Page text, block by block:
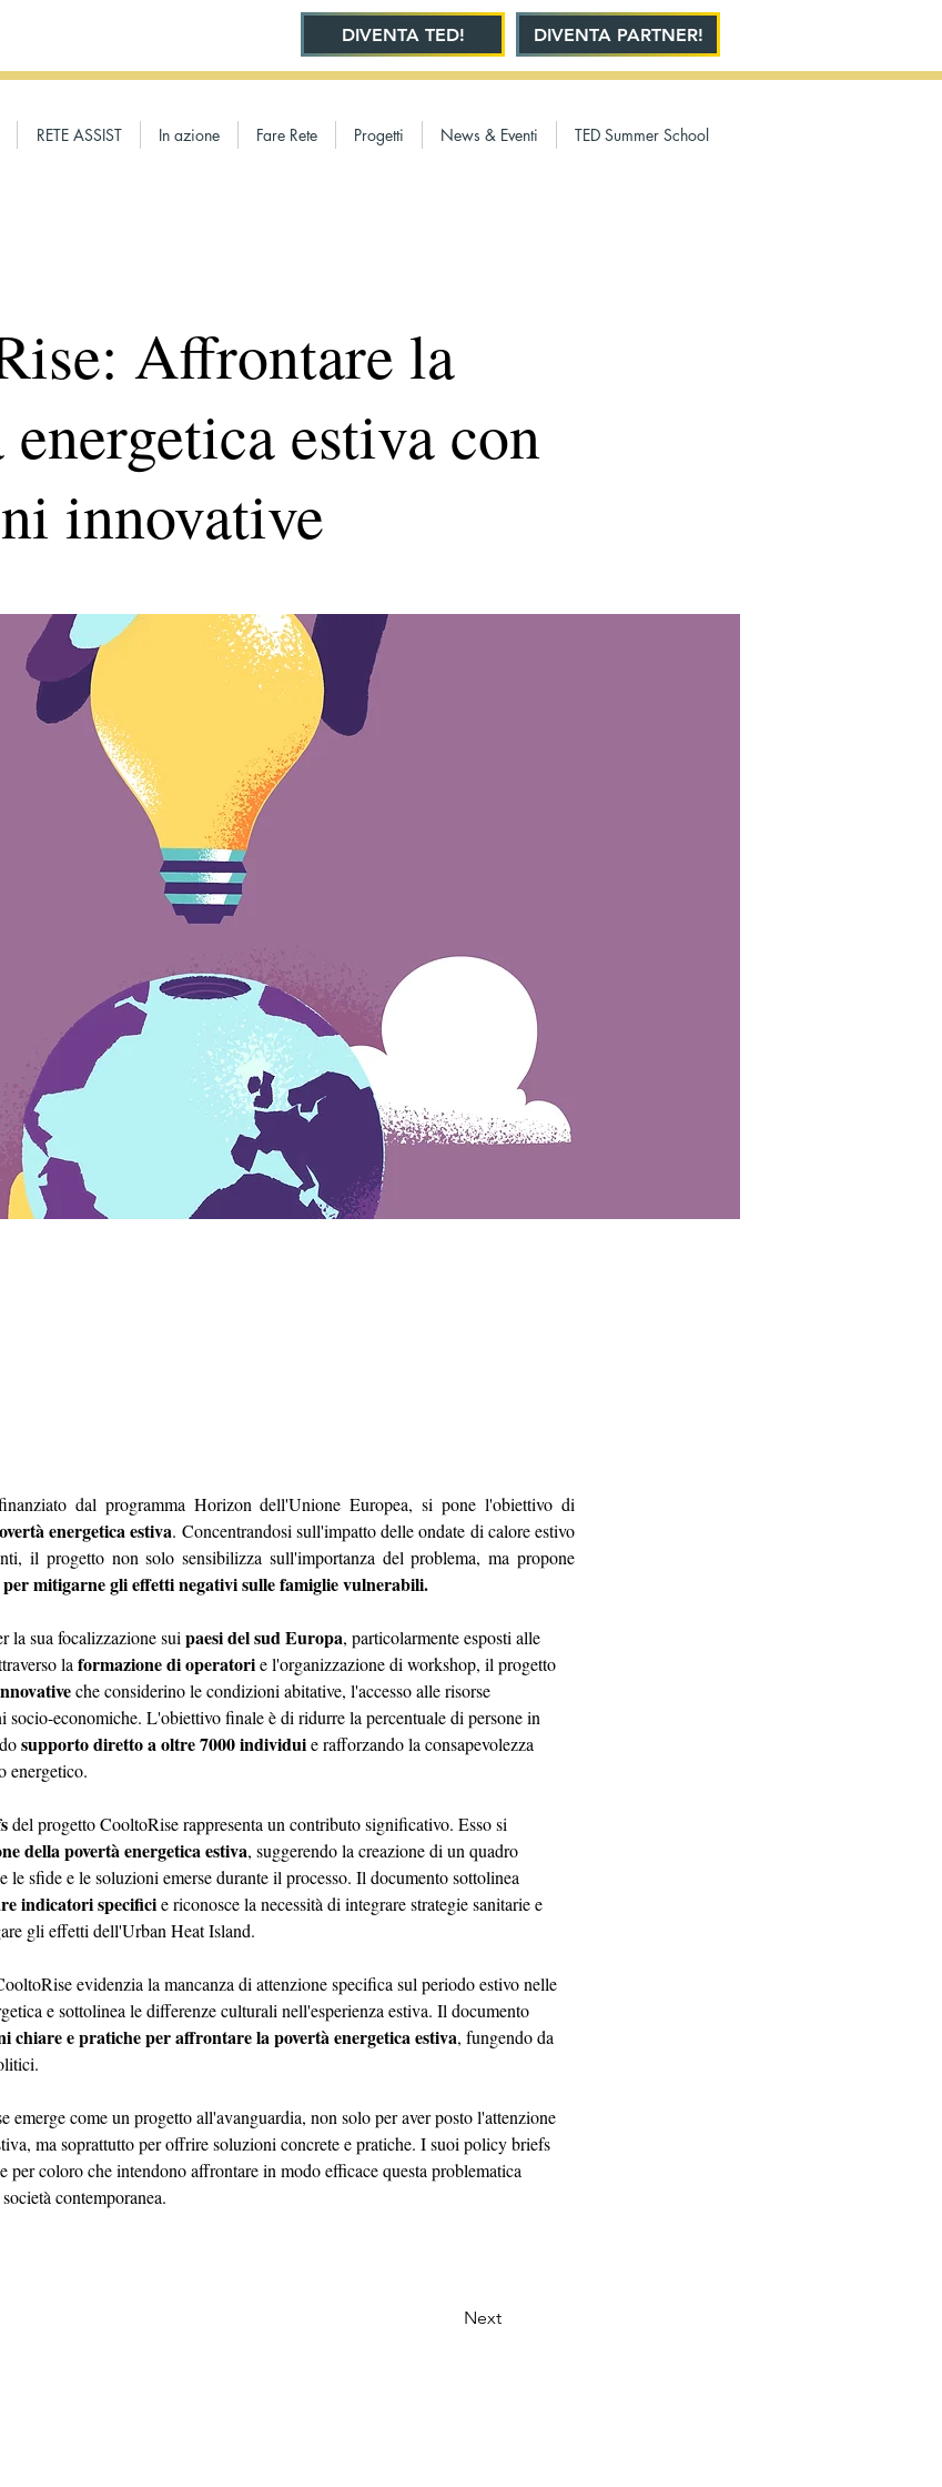
DIVENTA PARTNER!
DIVENTA TED!
RETE ASSIST In azione Fare Rete Progetti News & Eventi TED Summer School
Affrontare la
estiva con
innovative
dal programma Horizon dell'Unione Europea, si pone l'obiettivo di
energetica estiva. Concentrandosi sull'impatto delle ondate di calore estivo
il progetto non solo sensibilizza sull'importanza del problema, ma propone
mitigarne gli effetti negativi sulle famiglie vulnerabili.
la sua focalizzazione sui paesi del sud Europa, particolarmente esposti alle
la formazione di operatori e l'organizzazione di workshop, il progetto
che considerino le condizioni abitative, l'accesso alle risorse
socio-economiche. L'obiettivo finale è di ridurre la percentuale di persone in
supporto diretto a oltre 7000 individui e rafforzando la consapevolezza
energetico.
del progetto CooltoRise rappresenta un contributo significativo. Esso si
della povertà energetica estiva, suggerendo la creazione di un quadro
le sfide e le soluzioni emerse durante il processo. Il documento sottolinea
indicatori specifici e riconosce la necessità di integrare strategie sanitarie e
gli effetti dell'Urban Heat Island.
evidenzia la mancanza di attenzione specifica sul periodo estivo nelle
e sottolinea le differenze culturali nell'esperienza estiva. Il documento
chiare e pratiche per affrontare la povertà energetica estiva, fungendo da
emerge come un progetto all'avanguardia, non solo per aver posto l'attenzione
ma soprattutto per offrire soluzioni concrete e pratiche. I suoi policy briefs
per coloro che intendono affrontare in modo efficace questa problematica
contemporanea.
Next